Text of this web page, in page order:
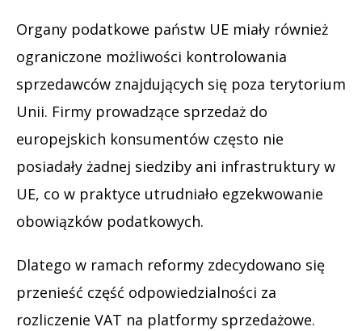
Organy podatkowe państw UE miały również
ograniczone możliwości kontrolowania
sprzedawców znajdujących się poza terytorium
Unii. Firmy prowadzące sprzedaż do
europejskich konsumentów często nie
posiadały żadnej siedziby ani infrastruktury w
UE, co w praktyce utrudniało egzekwowanie
obowiązków podatkowych.
Dlatego w ramach reformy zdecydowano się
przenieść część odpowiedzialności za
rozliczenie VAT na platformy sprzedażowe.